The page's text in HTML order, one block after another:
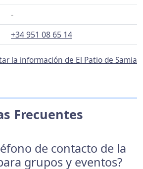
-
+34 951 08 65 14
la información de El Patio de Samia
Frecuentes
de contacto de la
grupos y eventos?